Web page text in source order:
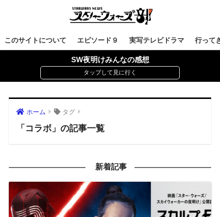
このサイトについて エピソード９ 実写テレビドラマ 行って
SW夜明けみんなの感想
ホーム タグ
「コラボ」の記事一覧
新着記事